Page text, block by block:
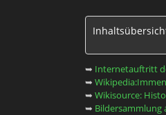
➥ Internetauftritt
➥
➥ Wikisource:
➥ Bildersammlung